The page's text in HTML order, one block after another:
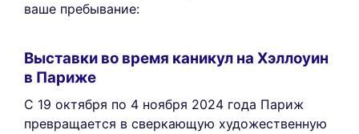
ваше пребывание:
Выставки во время каникул на Хэллоуин
в Париже
С 19 октября по 4 ноября 2024 года Париж
превращается в сверкающую художественную